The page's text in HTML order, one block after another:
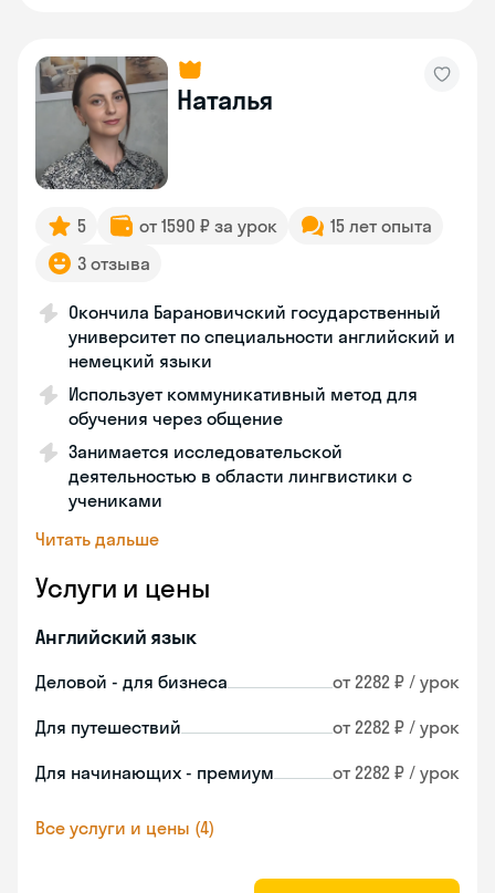
Наталья
5 от 1590 ₽ за урок
15 лет опыта
3 отзыва
Окончила Барановичский государственный
университет по специальности английский и
немецкий языки
Использует коммуникативный метод для
обучения через общение
Занимается исследовательской
деятельностью в области лингвистики с
учениками
Читать дальше
Услуги и цены
Английский язык
Деловой - для бизнеса от 2282 ₽ / урок
Для путешествий от 2282 ₽ / урок
Для начинающих - премиум от 2282 ₽ / урок
Все услуги и цены (4)